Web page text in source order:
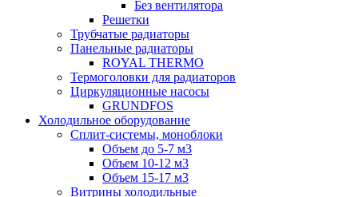
Без вентилятора
Решетки
Трубчатые радиаторы
Панельные радиаторы
ROYAL THERMO
Термоголовки для радиаторов
Циркуляционные насосы
GRUNDFOS
Холодильное оборудование
Сплит-системы, моноблоки
Объем до 5-7 м3
Объем 10-12 м3
Объем 15-17 м3
Витрины холодильные